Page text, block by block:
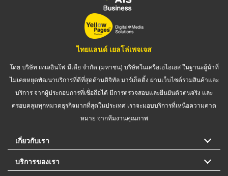
ไทยแลนด์ เยลโล่เพจเจส
โดย บริษัท เทเลอินโฟ มีเดีย จำกัด (มหาชน) บริษัทในเครือเอไอเอส ในฐานะผู้นำที่
ไม่เคยหยุดพัฒนาบริการที่ดีที่สุดด้านดิจิทัล มาร์เก็ตติ้ง ผ่านเว็บไซต์รวมสินค้าและ
บริการ จากผู้ประกอบการที่เชื่อถือได้ มีการตรวจสอบและยืนยันตัวตนจริง และ
ครอบคลุมทุกหมวดธุรกิจมากที่สุดในประเทศ เราจะมอบบริการที่เหนือความคาด
หมาย จากทีมงานคุณภาพ
เกี่ยวกับเรา
บริการของเรา